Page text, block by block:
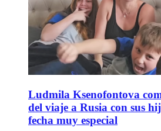
Ludmila Ksenofontova
del viaje a Rusia con sus
fecha muy especial